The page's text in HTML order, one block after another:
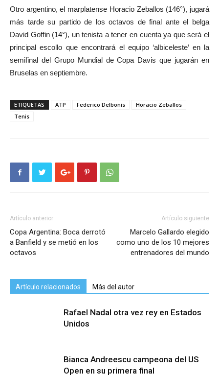
Otro argentino, el marplatense Horacio Zeballos (146°), jugará
más tarde su partido de los octavos de final ante el belga
David Goffin (14°), un tenista a tener en cuenta ya que será el
principal escollo que encontrará el equipo ‘albiceleste’ en la
semifinal del Grupo Mundial de Copa Davis que jugarán en
Bruselas en septiembre.
ETIQUETAS ATP Federico Delbonis
Horacio Zeballos
Tenis
Artículo anterior
Copa Argentina: Boca derrotó
a Banfield y se metió en los
octavos
Artículo siguiente
Marcelo Gallardo elegido
como uno de los 10 mejores
entrenadores del mundo
Artículo relacionados Más del autor
Rafael Nadal otra vez rey en Estados
Unidos
Bianca Andreescu campeona del US
Open en su primera final